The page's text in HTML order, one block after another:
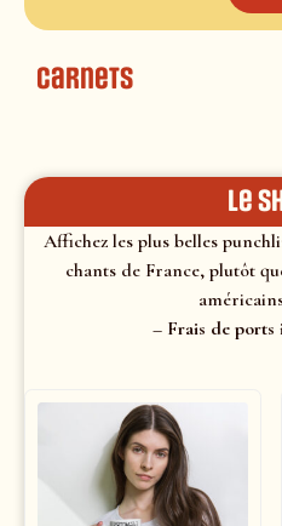
Carnets
le
Affichez les plus belles
chants de France, plutôt
– Frais de ports